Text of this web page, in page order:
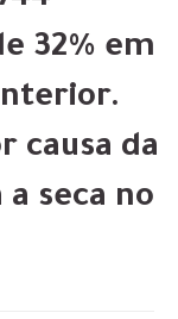
32% em
causa da
seca no